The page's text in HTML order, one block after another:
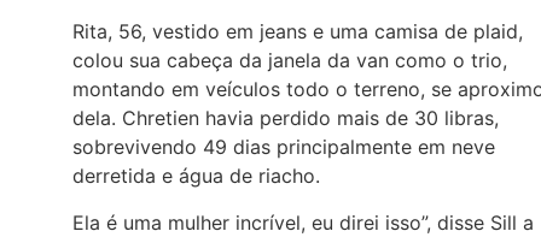
Rita, 56, vestido em jeans e uma camisa de plaid,
colou sua cabeça da janela da van como o trio,
montando em veículos todo o terreno, se
dela. Chretien havia perdido mais de 30 libras,
sobrevivendo 49 dias principalmente em neve
derretida e água de riacho.
Ela é uma mulher incrível, eu direi isso”, disse Sill a